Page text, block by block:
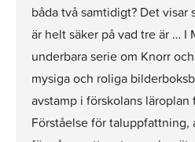
båda två samtidigt? Det
är helt säker på vad tre är … I
underbara serie om Knorr
mysiga och roliga
avstamp i förskolans läroplan
Förståelse för taluppfattning,